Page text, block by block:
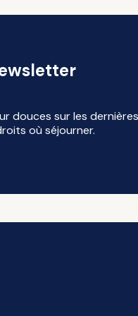
douces sur les dernières
où séjourner.